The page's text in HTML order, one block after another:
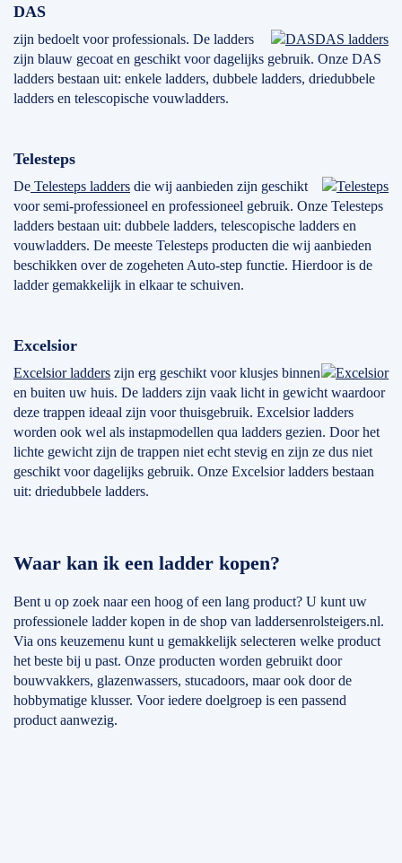
DAS
DAS ladders
zijn bedoelt voor professionals. De ladders
zijn blauw gecoat en geschikt voor dagelijks gebruik. Onze DAS
ladders bestaan uit: enkele ladders, dubbele ladders, driedubbele
ladders en telescopische vouwladders.
Telesteps
De Telesteps ladders die wij aanbieden zijn geschikt
voor semi-professioneel en professioneel gebruik. Onze Telesteps
ladders bestaan uit: dubbele ladders, telescopische ladders en
vouwladders. De meeste Telesteps producten die wij aanbieden
beschikken over de zogeheten Auto-step functie. Hierdoor is de
ladder gemakkelijk in elkaar te schuiven.
Excelsior
Excelsior ladders zijn erg geschikt voor klusjes binnen
en buiten uw huis. De ladders zijn vaak licht in gewicht waardoor
deze trappen ideaal zijn voor thuisgebruik. Excelsior ladders
worden ook wel als instapmodellen qua ladders gezien. Door het
lichte gewicht zijn de trappen niet echt stevig en zijn ze dus niet
geschikt voor dagelijks gebruik. Onze Excelsior ladders bestaan
uit: driedubbele ladders.
Waar kan ik een ladder kopen?
Bent u op zoek naar een hoog of een lang product? U kunt uw
professionele ladder kopen in de shop van laddersenrolsteigers.nl.
Via ons keuzemenu kunt u gemakkelijk selecteren welke product
het beste bij u past. Onze producten worden gebruikt door
bouwvakkers, glazenwassers, stucadoors, maar ook door de
hobbymatige klusser. Voor iedere doelgroep is een passend
product aanwezig.